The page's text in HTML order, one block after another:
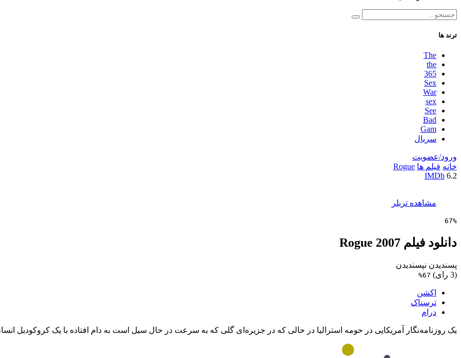
ترند ها
The
the
365
Sex
War
sex
See
Bad
Gam
سریال
ورود/عضویت
خانه فیلم ها Rogue
IMDb 6.2
مشاهده تریلر
67%
دانلود فیلم Rogue 2007
پسندیدن نپسندیدن
(3 رای)
67%
اکشن
ترسناک
درام
یک روزنامه‌نگار آمریکایی در حومه استرالیا در حالی که در جزیره‌ای گلی که به سرعت در حال سیل است به دام افتاده با یک کروکودیل